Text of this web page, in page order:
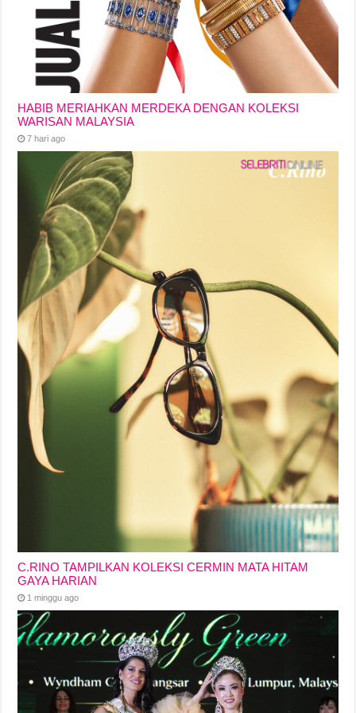
HABIB MERIAHKAN MERDEKA DENGAN KOLEKSI
WARISAN MALAYSIA
7 hari ago
C.RINO TAMPILKAN KOLEKSI CERMIN MATA HITAM
GAYA HARIAN
1 minggu ago